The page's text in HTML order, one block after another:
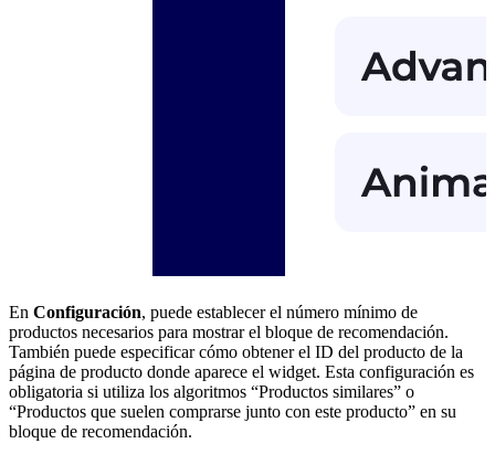
En Configuración, puede establecer el número mínimo de
productos necesarios para mostrar el bloque de recomendación.
También puede especificar cómo obtener el ID del producto de la
página de producto donde aparece el widget. Esta configuración es
obligatoria si utiliza los algoritmos “Productos similares” o
“Productos que suelen comprarse junto con este producto” en su
bloque de recomendación.